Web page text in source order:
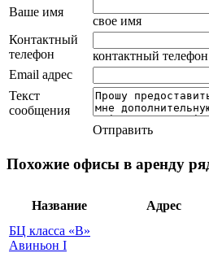
Ваше имя
свое имя
Контактный
телефон
контактный телефон
Email адрес
Текст
сообщения
Отправить
Похожие офисы в аренду
Название Адрес
БЦ класса «B»
Авиньон I